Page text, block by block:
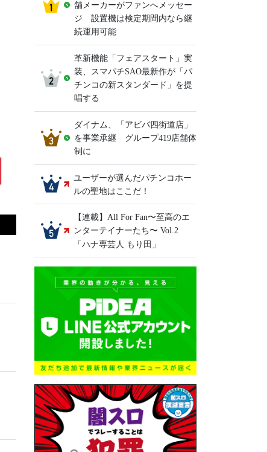
舗メーカーがファンへメッセー
ジ 設置機は検定期間内なら継
続運用可能
革新機能「フェアスタート」実
装、スマパチSAO最新作が「パ
チンコの新スタンダード」を提
唱する
ダイナム、「アビバ四街道店」
を事業承継 グループ419店舗体
制に
ユーザーが選んだパチンコホー
ルの聖地はここだ！
【連載】All For Fan〜至高のエ
ンターテイナーたち〜 Vol.2
「ハナ専芸人 もり田」